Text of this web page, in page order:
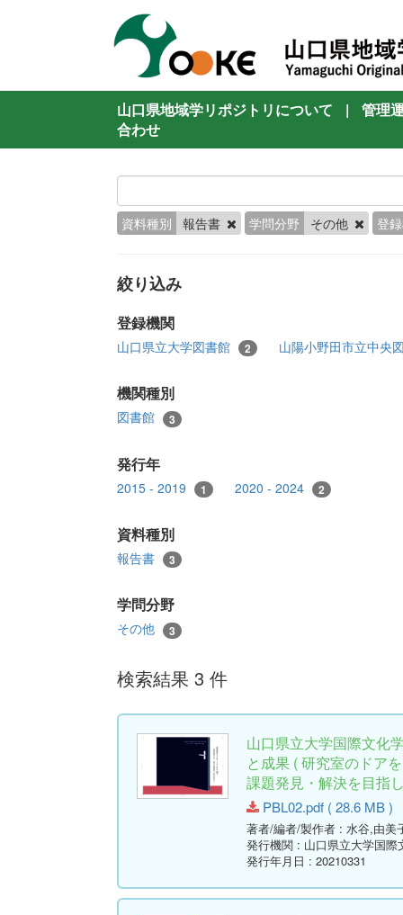
山口県地域学リポジトリについて |
管理
合わせ
資料種別 報告書 学問分野 その他 登
絞り込み
登録機関
山口県立大学図書館 2 山陽小野田市立中央
機関種別
図書館 3
発行年
2015 - 2019 1 2020 - 2024 2
資料種別
報告書 3
学問分野
その他 3
検索結果 3 件
山口県立大学国際文
と成果 ( 研究室のド
課題発見・解決を目指
PBL02.pdf ( 28.6 MB )
著者/編者/製作者 : 水谷,由
発行機関 : 山口県立大学国際
発行年月日 : 20210331